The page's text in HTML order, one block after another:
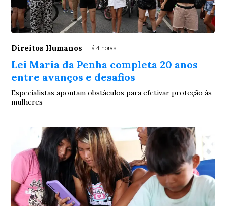
Direitos Humanos Há 4 horas
Lei Maria da Penha completa 20 anos
entre avanços e desafios
Especialistas apontam obstáculos para efetivar proteção às
mulheres